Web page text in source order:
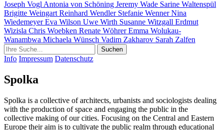
Joseph Vogl Antonia von Schöning Jeremy Wade Sarine Waltenspül
Brigitte Weingart Reinhard Wendler Stefanie WennerNina
WiedemeyerEva Wilson Uwe Wirth Susanne Witzgall Erdmut
Wizisla Chris Woebken Renate WöhrerEmma Wolukau-
Wanambwa Michaela Wünsch Vadim Zakharov Sarah Zalfen
Info Impressum Datenschutz
Spolka
Spolka is a collective of architects, urbanists and sociologists dealing
with the production of space and engaging the public in the
collective making of our cities. Focusing on the Central and Eastern
Europe their aim is to cultivate the public realm through educational